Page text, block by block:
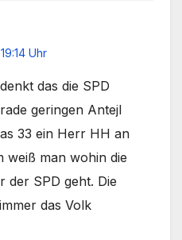
Uhr
das die SPD
geringen Antejl
33 ein Herr HH an
weiß man wohin die
der SPD geht. Die
das Volk